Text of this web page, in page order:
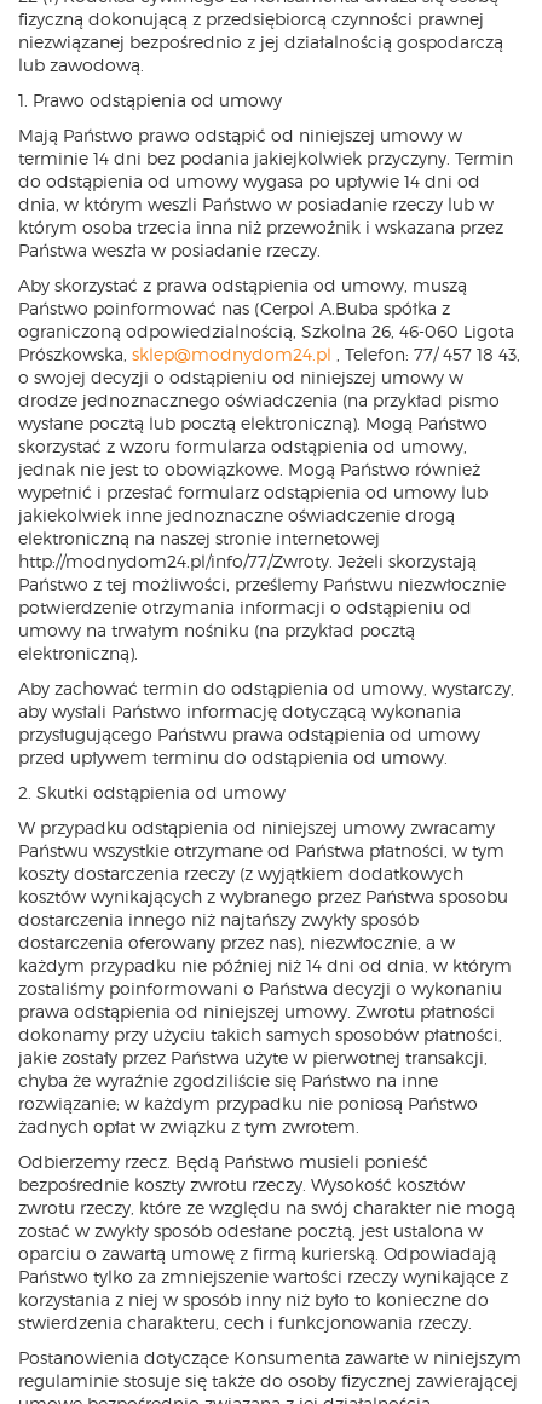
fizyczną dokonującą z przedsiębiorcą czynności prawnej
niezwiązanej bezpośrednio z jej działalnością gospodarczą
lub zawodową.
1. Prawo odstąpienia od umowy
Mają Państwo prawo odstąpić od niniejszej umowy w
terminie 14 dni bez podania jakiejkolwiek przyczyny. Termin
do odstąpienia od umowy wygasa po upływie 14 dni od
dnia, w którym weszli Państwo w posiadanie rzeczy lub w
którym osoba trzecia inna niż przewoźnik i wskazana przez
Państwa weszła w posiadanie rzeczy.
Aby skorzystać z prawa odstąpienia od umowy, muszą
Państwo poinformować nas (Cerpol A.Buba spółka z
ograniczoną odpowiedzialnością, Szkolna 26, 46-060 Ligota
Prószkowska, sklep@modnydom24.pl , Telefon: 77/ 457 18 43,
o swojej decyzji o odstąpieniu od niniejszej umowy w
drodze jednoznacznego oświadczenia (na przykład pismo
wysłane pocztą lub pocztą elektroniczną). Mogą Państwo
skorzystać z wzoru formularza odstąpienia od umowy,
jednak nie jest to obowiązkowe. Mogą Państwo również
wypełnić i przesłać formularz odstąpienia od umowy lub
jakiekolwiek inne jednoznaczne oświadczenie drogą
elektroniczną na naszej stronie internetowej
http://modnydom24.pl/info/77/Zwroty. Jeżeli skorzystają
Państwo z tej możliwości, prześlemy Państwu niezwłocznie
potwierdzenie otrzymania informacji o odstąpieniu od
umowy na trwałym nośniku (na przykład pocztą
elektroniczną).
Aby zachować termin do odstąpienia od umowy, wystarczy,
aby wysłali Państwo informację dotyczącą wykonania
przysługującego Państwu prawa odstąpienia od umowy
przed upływem terminu do odstąpienia od umowy.
2. Skutki odstąpienia od umowy
W przypadku odstąpienia od niniejszej umowy zwracamy
Państwu wszystkie otrzymane od Państwa płatności, w tym
koszty dostarczenia rzeczy (z wyjątkiem dodatkowych
kosztów wynikających z wybranego przez Państwa sposobu
dostarczenia innego niż najtańszy zwykły sposób
dostarczenia oferowany przez nas), niezwłocznie, a w
każdym przypadku nie później niż 14 dni od dnia, w którym
zostaliśmy poinformowani o Państwa decyzji o wykonaniu
prawa odstąpienia od niniejszej umowy. Zwrotu płatności
dokonamy przy użyciu takich samych sposobów płatności,
jakie zostały przez Państwa użyte w pierwotnej transakcji,
chyba że wyraźnie zgodziliście się Państwo na inne
rozwiązanie; w każdym przypadku nie poniosą Państwo
żadnych opłat w związku z tym zwrotem.
Odbierzemy rzecz. Będą Państwo musieli ponieść
bezpośrednie koszty zwrotu rzeczy. Wysokość kosztów
zwrotu rzeczy, które ze względu na swój charakter nie mogą
zostać w zwykły sposób odesłane pocztą, jest ustalona w
oparciu o zawartą umowę z firmą kurierską. Odpowiadają
Państwo tylko za zmniejszenie wartości rzeczy wynikające z
korzystania z niej w sposób inny niż było to konieczne do
stwierdzenia charakteru, cech i funkcjonowania rzeczy.
Postanowienia dotyczące Konsumenta zawarte w niniejszym
regulaminie stosuje się także do osoby fizycznej zawierającej